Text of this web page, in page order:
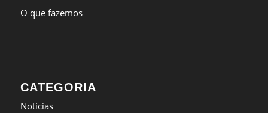
O que fazemos
CATEGORIA
Notícias